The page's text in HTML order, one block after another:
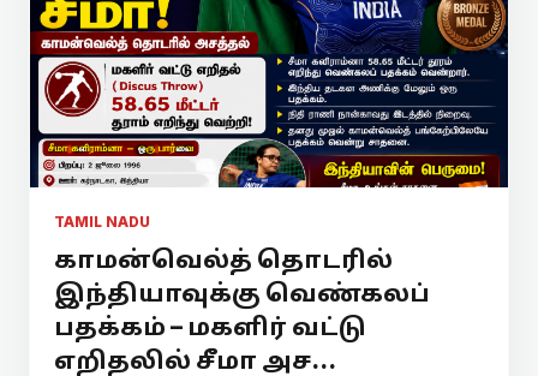
TAMIL NADU
காமன்வெல்த் தொடரில்
இந்தியாவுக்கு வெண்கலப்
பதக்கம் – மகளிர் வட்டு
எறிதலில் சீமா அச...